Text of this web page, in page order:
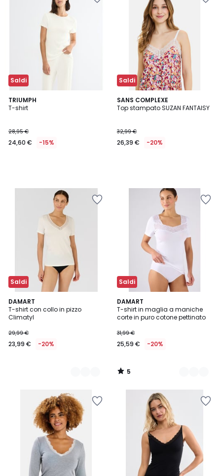
Saldi
TRIUMPH
T-shirt
28,95 €
24,60 € -15%
Saldi
SANS COMPLEXE
Top stampato SUZAN FANTAISY
32,99 €
26,39 € -20%
Saldi
DAMART
T-shirt con collo in pizzo
Climatyl
29,99 €
23,99 € -20%
2
Colori
Saldi
DAMART
T-shirt in maglia a maniche
corte in puro cotone pettinato
31,99 €
25,59 € -20%
5
/
5
2
Colori
5
/